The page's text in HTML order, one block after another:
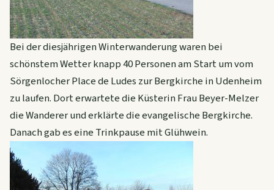
Bei der diesjährigen Winterwanderung waren bei
schönstem Wetter knapp 40 Personen am Start um vom
Sörgenlocher Place de Ludes zur Bergkirche in Udenheim
zu laufen. Dort erwartete die Küsterin Frau Beyer-Melzer
die Wanderer und erklärte die evangelische Bergkirche.
Danach gab es eine Trinkpause mit Glühwein.